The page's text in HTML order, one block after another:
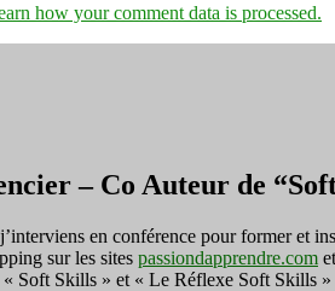
how your comment data is processed.
– Co Auteur de
en conférence pour former et
sur les sites passiondapprendre.com et
« Soft Skills » et « Le Réflexe Soft Skills